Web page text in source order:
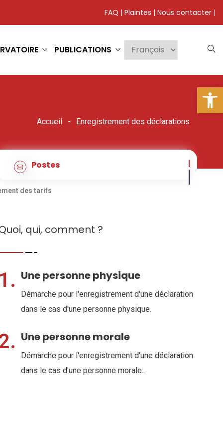
FAQ | Plaintes | Nous contacter |
PUBLICATIONS
Accueil Enregistrement des déclarations
Postes
des tarifs
qui, comment ?
Une personne physique
Démarche pour l'enregistrement d'une déclaration
dans le cas d'une personne physique.
Une personne morale
Démarche pour l'enregistrement d'une déclaration
dans le cas d'une personne morale..